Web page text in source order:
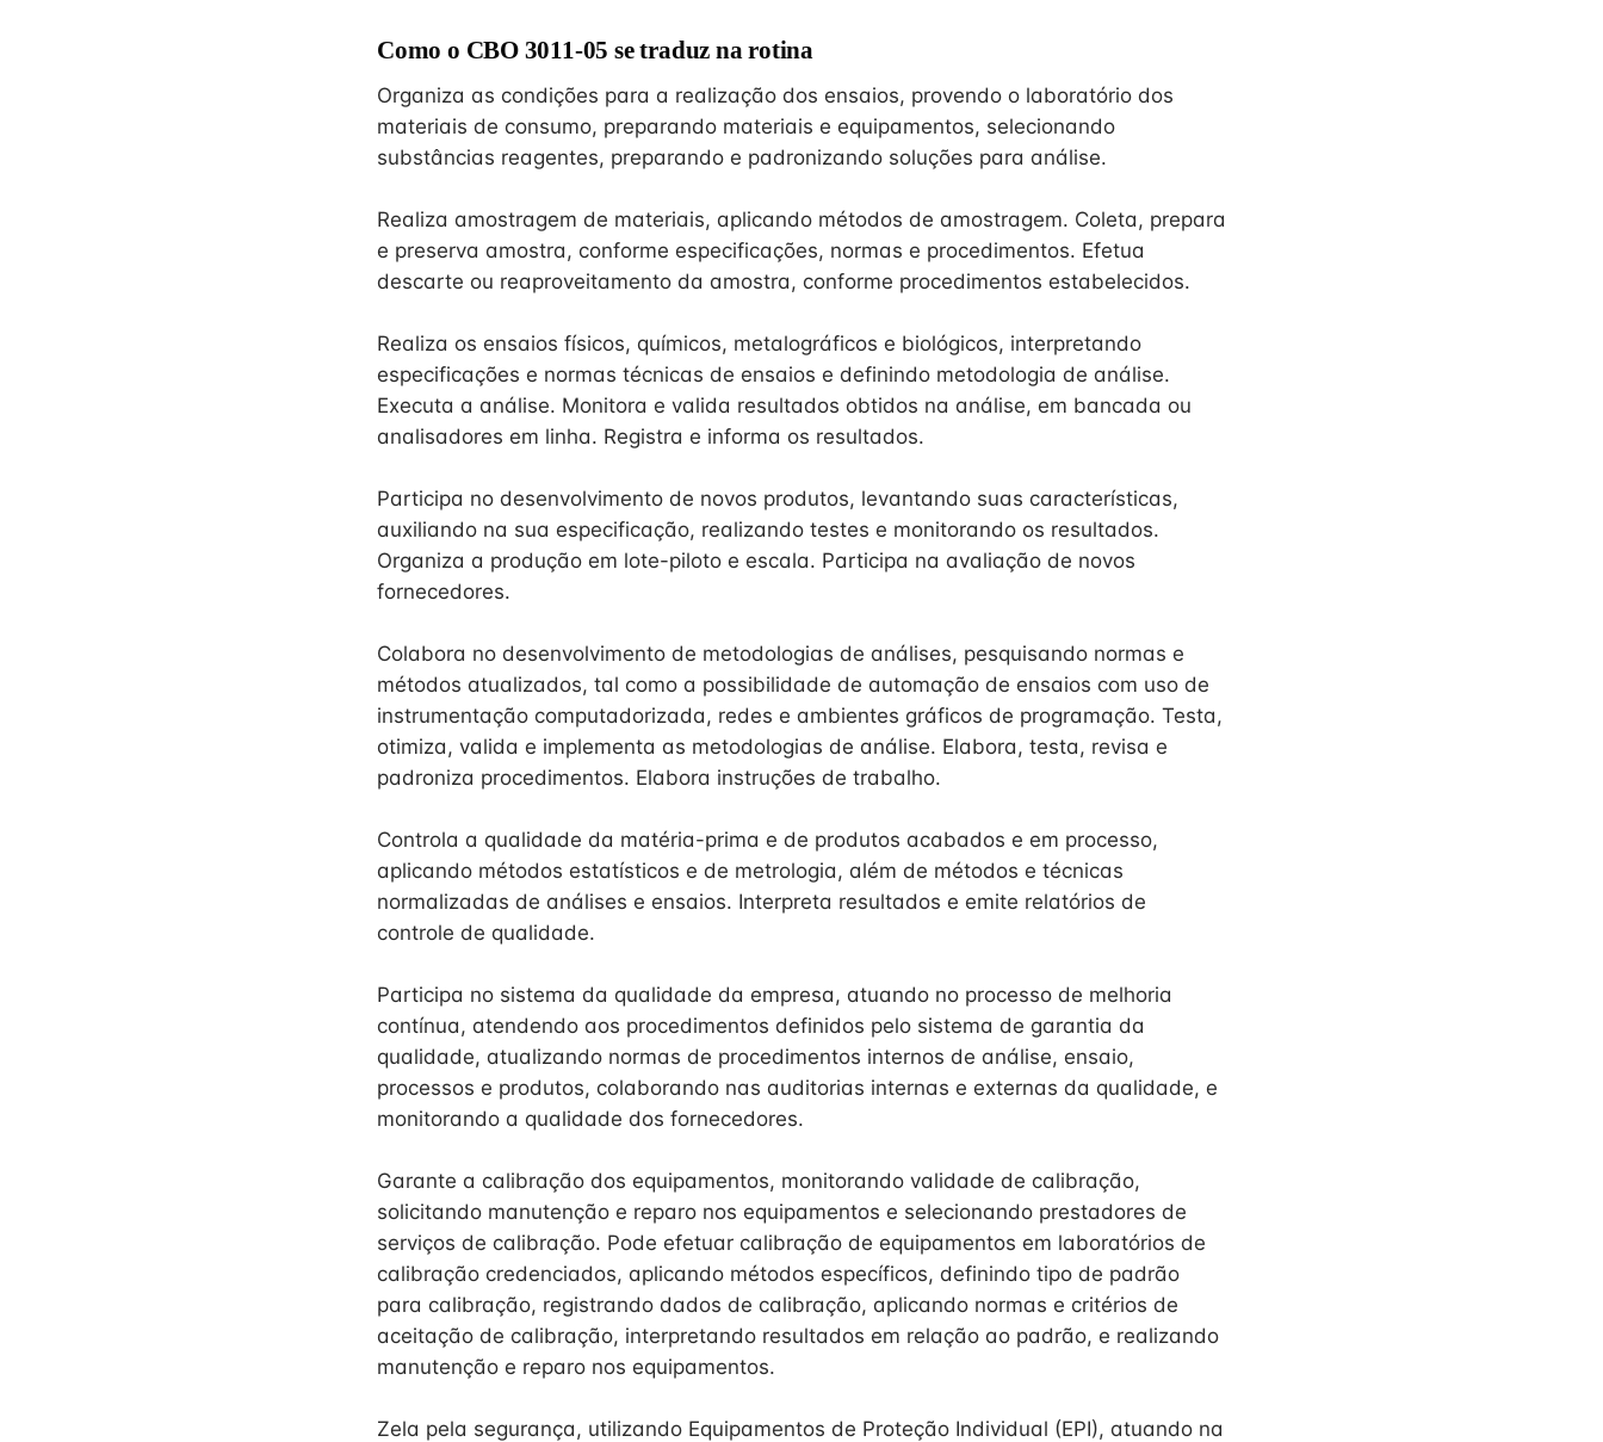
Como o CBO 3011-05 se traduz na rotina
Organiza as condições para a realização dos ensaios, provendo o laboratório dos
materiais de consumo, preparando materiais e equipamentos, selecionando
substâncias reagentes, preparando e padronizando soluções para análise.
Realiza amostragem de materiais, aplicando métodos de amostragem. Coleta, prepara
e preserva amostra, conforme especificações, normas e procedimentos. Efetua
descarte ou reaproveitamento da amostra, conforme procedimentos estabelecidos.
Realiza os ensaios físicos, químicos, metalográficos e biológicos, interpretando
especificações e normas técnicas de ensaios e definindo metodologia de análise.
Executa a análise. Monitora e valida resultados obtidos na análise, em bancada ou
analisadores em linha. Registra e informa os resultados.
Participa no desenvolvimento de novos produtos, levantando suas características,
auxiliando na sua especificação, realizando testes e monitorando os resultados.
Organiza a produção em lote-piloto e escala. Participa na avaliação de novos
fornecedores.
Colabora no desenvolvimento de metodologias de análises, pesquisando normas e
métodos atualizados, tal como a possibilidade de automação de ensaios com uso de
instrumentação computadorizada, redes e ambientes gráficos de programação. Testa,
otimiza, valida e implementa as metodologias de análise. Elabora, testa, revisa e
padroniza procedimentos. Elabora instruções de trabalho.
Controla a qualidade da matéria-prima e de produtos acabados e em processo,
aplicando métodos estatísticos e de metrologia, além de métodos e técnicas
normalizadas de análises e ensaios. Interpreta resultados e emite relatórios de
controle de qualidade.
Participa no sistema da qualidade da empresa, atuando no processo de melhoria
contínua, atendendo aos procedimentos definidos pelo sistema de garantia da
qualidade, atualizando normas de procedimentos internos de análise, ensaio,
processos e produtos, colaborando nas auditorias internas e externas da qualidade, e
monitorando a qualidade dos fornecedores.
Garante a calibração dos equipamentos, monitorando validade de calibração,
solicitando manutenção e reparo nos equipamentos e selecionando prestadores de
serviços de calibração. Pode efetuar calibração de equipamentos em laboratórios de
calibração credenciados, aplicando métodos específicos, definindo tipo de padrão
para calibração, registrando dados de calibração, aplicando normas e critérios de
aceitação de calibração, interpretando resultados em relação ao padrão, e realizando
manutenção e reparo nos equipamentos.
Zela pela segurança, utilizando Equipamentos de Proteção Individual (EPI), atuando na